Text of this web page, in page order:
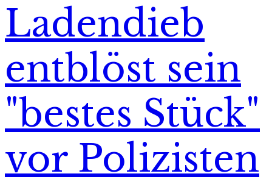
Ladendieb
entblöst sein
"bestes Stück"
vor Polizisten